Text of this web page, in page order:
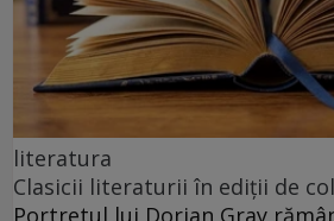
literatura
Clasicii literaturii în ediții de
Portretul lui Dorian Gray